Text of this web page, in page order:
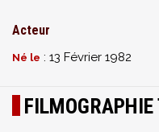
Acteur
Né le : 13 Février 1982